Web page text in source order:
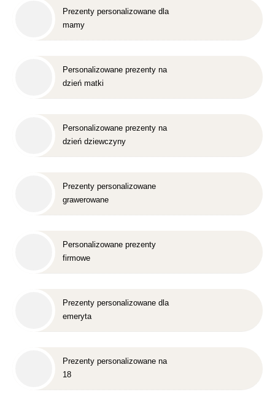
Prezenty personalizowane dla
mamy
Personalizowane prezenty na
dzień matki
Personalizowane prezenty na
dzień dziewczyny
Prezenty personalizowane
grawerowane
Personalizowane prezenty
firmowe
Prezenty personalizowane dla
emeryta
Prezenty personalizowane na
18